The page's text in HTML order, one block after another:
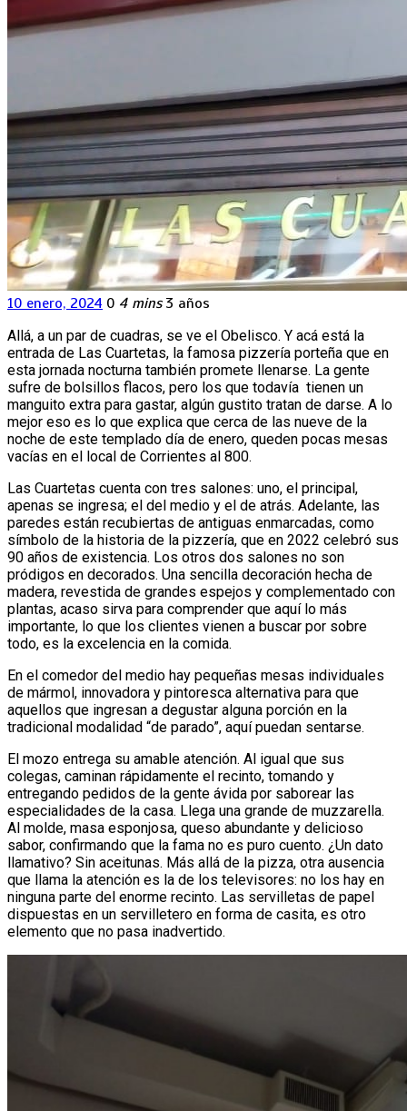
10 enero, 2024 0 4 mins 3 años
Allá, a un par de cuadras, se ve el Obelisco. Y acá está la
entrada de Las Cuartetas, la famosa pizzería porteña que en
esta jornada nocturna también promete llenarse. La gente
sufre de bolsillos flacos, pero los que todavía tienen un
manguito extra para gastar, algún gustito tratan de darse. A lo
mejor eso es lo que explica que cerca de las nueve de la
noche de este templado día de enero, queden pocas mesas
vacías en el local de Corrientes al 800.
Las Cuartetas cuenta con tres salones: uno, el principal,
apenas se ingresa; el del medio y el de atrás. Adelante, las
paredes están recubiertas de antiguas enmarcadas, como
símbolo de la historia de la pizzería, que en 2022 celebró sus
90 años de existencia. Los otros dos salones no son
pródigos en decorados. Una sencilla decoración hecha de
madera, revestida de grandes espejos y complementado con
plantas, acaso sirva para comprender que aquí lo más
importante, lo que los clientes vienen a buscar por sobre
todo, es la excelencia en la comida.
En el comedor del medio hay pequeñas mesas individuales
de mármol, innovadora y pintoresca alternativa para que
aquellos que ingresan a degustar alguna porción en la
tradicional modalidad “de parado”, aquí puedan sentarse.
El mozo entrega su amable atención. Al igual que sus
colegas, caminan rápidamente el recinto, tomando y
entregando pedidos de la gente ávida por saborear las
especialidades de la casa. Llega una grande de muzzarella.
Al molde, masa esponjosa, queso abundante y delicioso
sabor, confirmando que la fama no es puro cuento. ¿Un dato
llamativo? Sin aceitunas. Más allá de la pizza, otra ausencia
que llama la atención es la de los televisores: no los hay en
ninguna parte del enorme recinto. Las servilletas de papel
dispuestas en un servilletero en forma de casita, es otro
elemento que no pasa inadvertido.